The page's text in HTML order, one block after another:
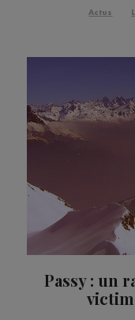
Mountain Bike
de
Actus
Passy : un